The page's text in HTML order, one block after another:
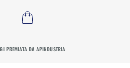
PREMIATA DA APINDUSTRIA